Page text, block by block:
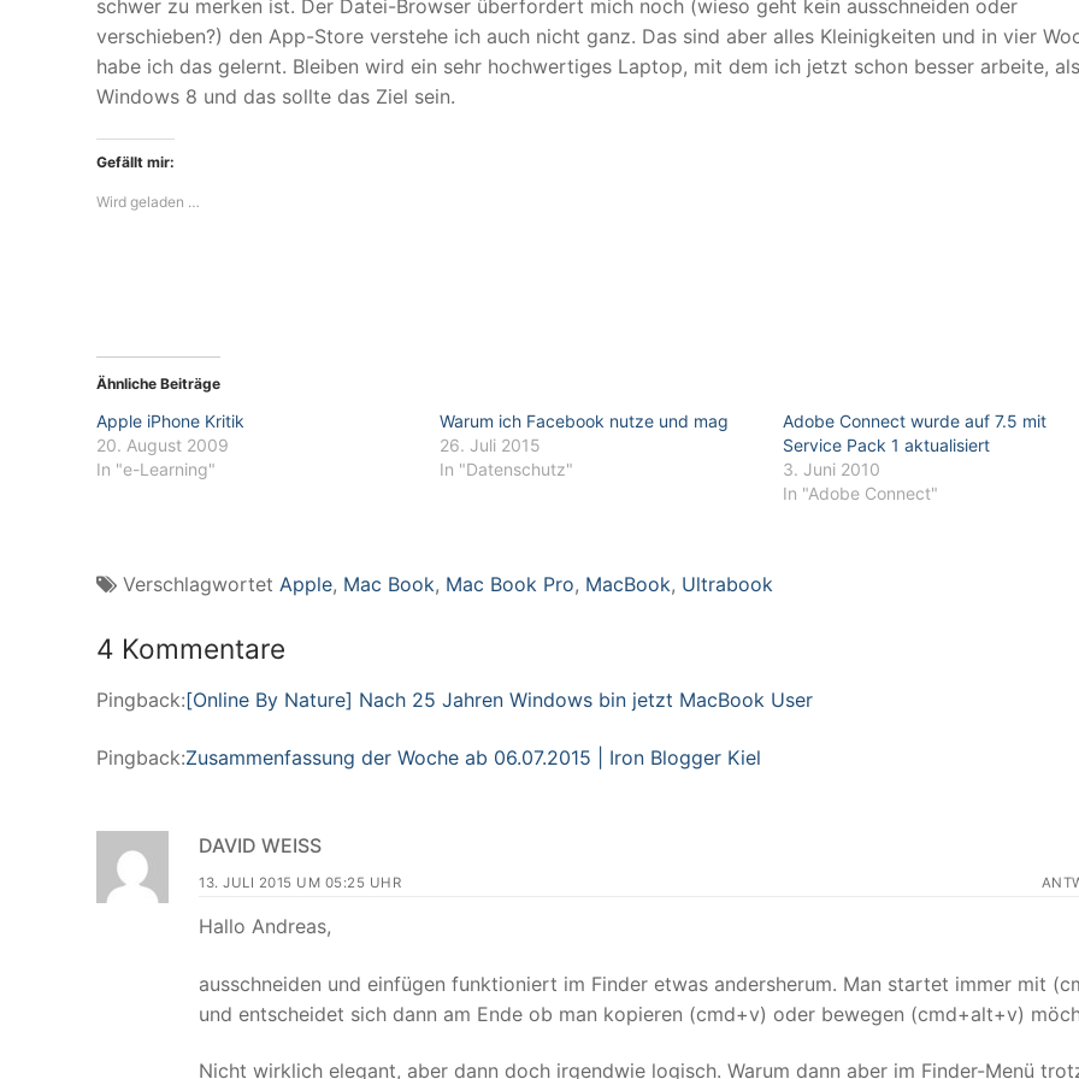
schwer zu merken ist. Der Datei-Browser überfordert mich noch (wieso geht kein ausschneiden oder
verschieben?) den App-Store verstehe ich auch nicht ganz. Das sind aber alles Kleinigkeiten und in vier
habe ich das gelernt. Bleiben wird ein sehr hochwertiges Laptop, mit dem ich jetzt schon besser arbeite,
Windows 8 und das sollte das Ziel sein.
Gefällt mir:
Wird geladen …
Ähnliche Beiträge
Apple iPhone Kritik
20. August 2009
In "e-Learning"
Warum ich Facebook nutze und mag
26. Juli 2015
In "Datenschutz"
Adobe Connect wurde auf 7.5 mit
Service Pack 1 aktualisiert
3. Juni 2010
In "Adobe Connect"
Verschlagwortet Apple, Mac Book, Mac Book Pro, MacBook, Ultrabook
4 Kommentare
Pingback:[Online By Nature] Nach 25 Jahren Windows bin jetzt MacBook User
Pingback:Zusammenfassung der Woche ab 06.07.2015 | Iron Blogger Kiel
DAVID WEISS
13. JULI 2015 UM 05:25 UHR
Hallo Andreas,
ausschneiden und einfügen funktioniert im Finder etwas andersherum. Man startet immer mit
und entscheidet sich dann am Ende ob man kopieren (cmd+v) oder bewegen (cmd+alt+v)
Nicht wirklich elegant, aber dann doch irgendwie logisch. Warum dann aber im Finder-Menü